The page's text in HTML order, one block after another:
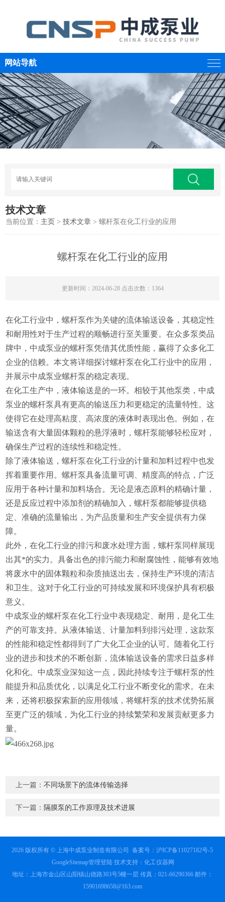
网站导航
技术文章
当前位置： 主页 >技术文章 > 螺杆泵在化工行业的应用
螺杆泵在化工行业的应用
更新时间：2024-06-28 点击次数：1364
在化工行业中，螺杆泵作为关键的流体输送设备，其稳定性
和耐用性对于生产过程的顺畅进行至关重要。在众多泵类品
牌中，中成泵业的螺杆泵凭借其优质性能，赢得了众多化工
企业的信赖。本文将详细探讨螺杆泵在化工行业中的应用，
并展示中成泵业螺杆泵的稳定表现。
在化工生产中，液体输送是的一环。相较于其他泵类，中成
泵业的螺杆泵具有更高的输送压力和更稳定的流量特性。这
使得它在处理高粘度、高浓度的液体时表现出色。例如，在
输送含有大量固体颗粒的悬浮液时，螺杆泵能够轻松应对，
确保生产过程的连续性和稳定性。
除了液体输送，螺杆泵在化工行业的计量和加料过程中也发
挥着重要作用。螺杆泵具备流量可调、精度高的特点，广泛
应用于各种计量和加料场合。无论是液态原料的精确计量，
还是反应过程中添加剂的精确加入，螺杆泵都能够提供稳
定、准确的流量输出，为产品质量和生产安全提供有力保
障。
此外，在化工行业的排污和废水处理方面，螺杆泵同样展现
出其*的实力。具备出色的排污能力和耐腐蚀性，能够有效地
将废水中的固体颗粒和杂质抽送出去，保持生产环境的清洁
和卫生。这对于化工行业的可持续发展和环境保护具有积极
意义。
中成泵业的螺杆泵在化工行业中表现稳定、耐用，是化工生
产的可靠支持。从液体输送、计量加料到排污处理，这款泵
的性能和稳定性都得到了广大化工企业的认可。随着化工行
业的进步和技术的不断创新，流体输送设备的需求日益多样
化和化。中成泵业深知这一点，因此持续专注于螺杆泵的性
能提升和品质优化，以满足化工行业不断变化的需求。在未
来，还将积极探索新的应用领域，将螺杆泵的技术优势拓展
至更广泛的领域，为化工行业的持续繁荣和发展贡献更多力
量。
上一篇：不同场景下的流体传输选择
下一篇： 隔膜泵的工作原理及技术进展
2026 版权所有 © 上海中成泵业制造有限公司备案号：沪ICP备11027182号-5
GoogleSitemap管理登陆 技术支持：化工仪器网
地址：上海市金山区山阳镇山德路303号5幢一层 传真：021-66290366 邮件：
15901698658@163.com